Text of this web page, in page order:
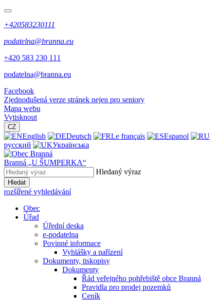
+420583230111
podatelna@branna.eu
+420 583 230 111
podatelna@branna.eu
Facebook
Zjednodušená verze stránek nejen pro seniory
Mapa webu
Vytisknout
CZ
English Deutsch Le français
Espanol
русский
Українська
Branná „U ŠUMPERKA“
Hledaný výraz
Hledat
rozšířené vyhledávání
Obec
Úřad
Úřední deska
e-podatelna
Povinné informace
Vyhlášky a nařízení
Dokumenty, tiskopisy
Dokumenty
Řád veřejného pohřebiště obce Branná
Pravidla pro prodej pozemků
Ceník